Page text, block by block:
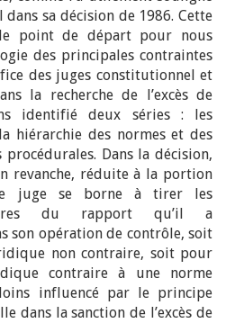
sa décision de 1986. Cette
point de départ pour nous
des principales contraintes
des juges constitutionnel et
la recherche de l’excès de
identifié deux séries : les
hiérarchie des normes et des
Dans la décision,
revanche, réduite à la portion
juge se borne à tirer les
du rapport qu’il a
son opération de contrôle, soit
non contraire, soit pour
contraire à une norme
influencé par le principe
dans la sanction de l’excès de